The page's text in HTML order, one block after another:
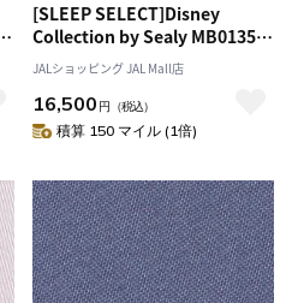
[SLEEP SELECT]Disney
Collection by Sealy MB0135
Box Sheets（ボックスシー
ツ）〔ダブル〕 ホワイト
JALショッピング JAL Mall店
16,500 円 （税込）
積算 150 マイル (1倍)